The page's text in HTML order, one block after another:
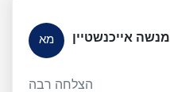
מא מנשה אייכנשטיין
הצלחה רבה